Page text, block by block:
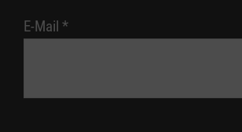
E-Mail *